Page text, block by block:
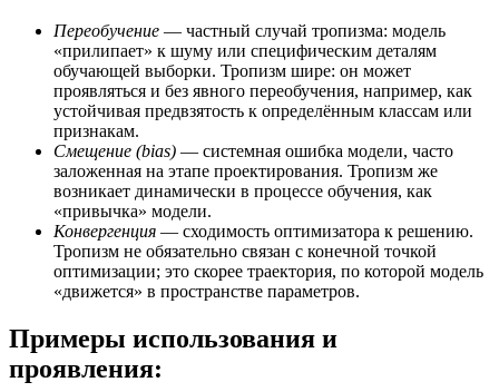
Переобучение — частный случай тропизма: модель
«прилипает» к шуму или специфическим деталям
обучающей выборки. Тропизм шире: он может
проявляться и без явного переобучения, например, как
устойчивая предвзятость к определённым классам или
признакам.
Смещение (bias) — системная ошибка модели, часто
заложенная на этапе проектирования. Тропизм же
возникает динамически в процессе обучения, как
«привычка» модели.
Конвергенция — сходимость оптимизатора к решению.
Тропизм не обязательно связан с конечной точкой
оптимизации; это скорее траектория, по которой модель
«движется» в пространстве параметров.
Примеры использования и
проявления: